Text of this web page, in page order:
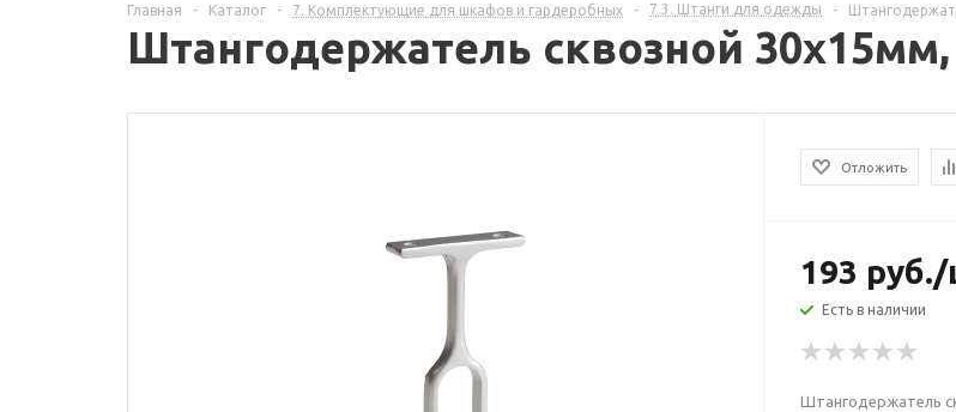
Главная - Каталог - 7. Комплектующие для шкафов и гардеробных - 7.3. Штанги для одежды -
Штангодержатель сквозной
Отложить
193 руб./
Есть в наличии
Штангодержатель